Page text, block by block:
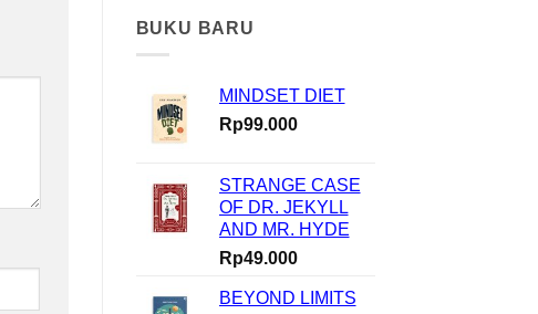
Nur
Ibrahim
Buktiin
Dimulai
dari
Nol
How
Start
BUKU BARU
MINDSET DIET
Rp99.000
STRANGE CASE
OF DR. JEKYLL
AND MR. HYDE
Rp49.000
BEYOND LIMITS